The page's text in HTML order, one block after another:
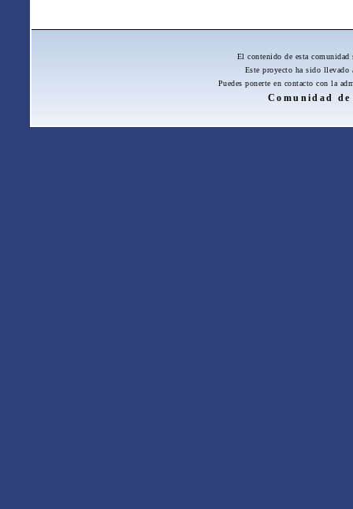
El contenido de esta
Este proyecto ha sido
Puedes ponerte en contacto con la
Comunidad